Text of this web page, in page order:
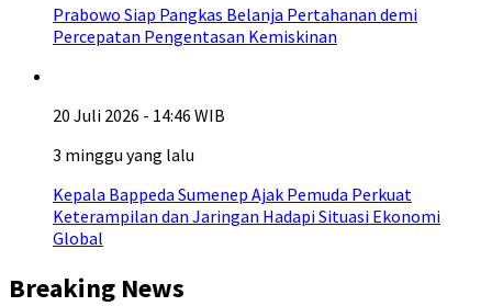
Prabowo Siap Pangkas Belanja Pertahanan demi
Percepatan Pengentasan Kemiskinan
20 Juli 2026 - 14:46 WIB
3 minggu yang lalu
Kepala Bappeda Sumenep Ajak Pemuda Perkuat
Keterampilan dan Jaringan Hadapi Situasi Ekonomi
Global
Breaking News